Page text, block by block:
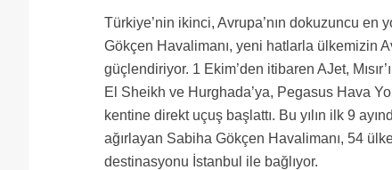
Türkiye’nin ikinci, Avrupa’nın dokuzuncu en
Gökçen Havalimanı, yeni hatlarla ülkemizin
güçlendiriyor. 1 Ekim’den itibaren AJet,
El Sheikh ve Hurghada’ya, Pegasus Hava
kentine direkt uçuş başlattı. Bu yılın ilk 9
ağırlayan Sabiha Gökçen Havalimanı, 54
destinasyonu İstanbul ile bağlıyor.